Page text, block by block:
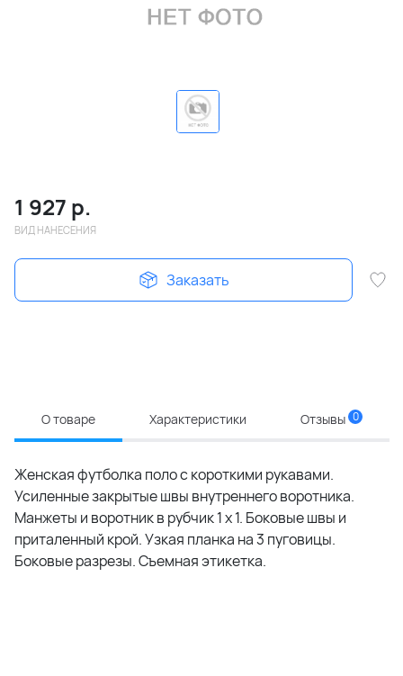
1 927 р.
ВИД НАНЕСЕНИЯ
Заказать
О товаре Характеристики Отзывы 0
Женская футболка поло с короткими рукавами.
Усиленные закрытые швы внутреннего воротника.
Манжеты и воротник в рубчик 1 x 1. Боковые швы и
приталенный крой. Узкая планка на 3 пуговицы.
Боковые разрезы. Съемная этикетка.